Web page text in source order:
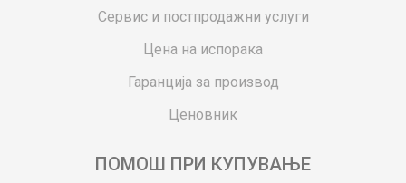
Сервис и постпродажни услуги
Цена на испорака
Гаранција за производ
Ценовник
ПОМОШ ПРИ КУПУВАЊЕ